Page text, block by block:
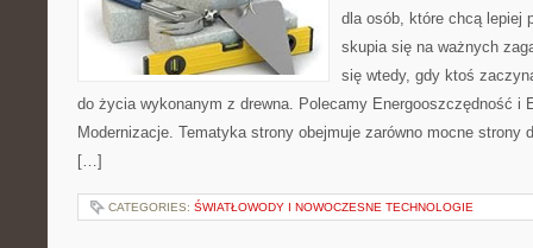
dla osób, które chcą lepiej
skupia się na ważnych
się wtedy, gdy ktoś
do życia wykonanym z drewna. Polecamy Energooszczędność i
Modernizacje. Tematyka strony obejmuje zarówno mocne strony
[…]
CATEGORIES: ŚWIATŁOWODY I NOWOCZESNE TECHNOLOGIE